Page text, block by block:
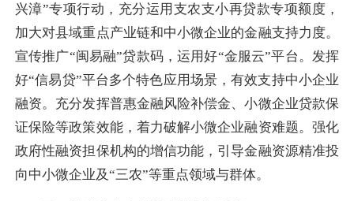
兴漳”专项行动，充分运用支农支小再贷款专项额度，
加大对县域重点产业链和中小微企业的金融支持力度。
宣传推广“闽易融”贷款码，运用好“金服云”平台。发挥
好“信易贷”平台多个特色应用场景，有效支持中小企业
融资。充分发挥普惠金融风险补偿金、小微企业贷款保
证保险等政策效能，着力破解小微企业融资难题。强化
政府性融资担保机构的增信功能，引导金融资源精准投
向中小微企业及“三农”等重点领域与群体。